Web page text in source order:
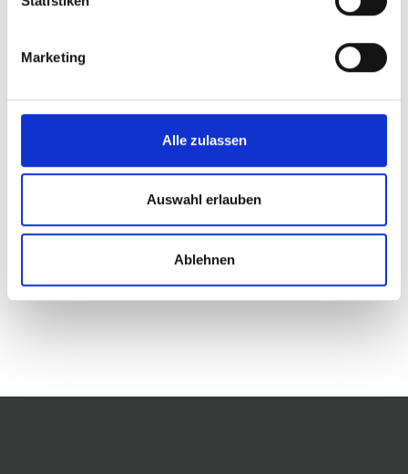
Marketing
Alle zulassen
Auswahl erlauben
Ablehnen
– für ein transparentes und unabhängiges System
zur Sicherstellung einer nachhaltigen
mit diesen Siegeln stammen aus ökologisch,
ökonomisch und sozial nachhaltiger
Waldbewirtschaftung.
Gerne helfen wir Ihnen mit einem passenden
Angebot für Ihren Bedarf.